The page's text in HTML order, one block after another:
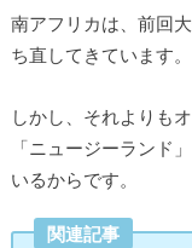
南アフリカは、前回
ち直してきています。
しかし、それよりも
「ニュージーランド
いるからです。
関連記事